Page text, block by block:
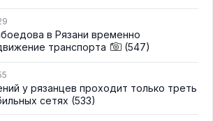
в Рязани временно
транспорта
(547)
у рязанцев проходит только треть
сетях (533)